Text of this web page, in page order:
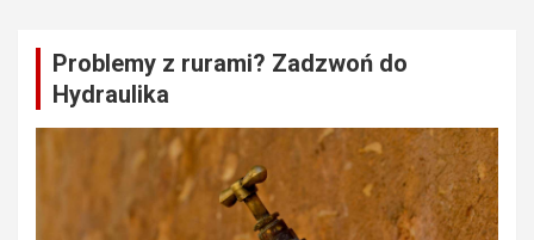
Problemy z rurami? Zadzwoń do
Hydraulika